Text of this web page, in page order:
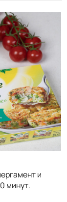
и
минут.